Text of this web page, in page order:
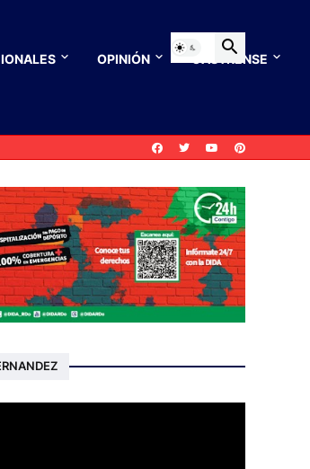
OPINIÓN CASTRENSE